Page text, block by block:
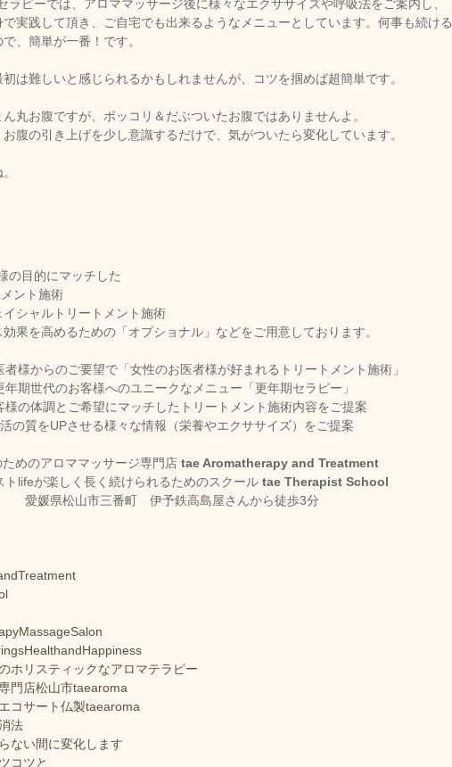
ラピーでは、アロママッサージ後に様々なエクササイズや呼吸法をご案内し、
実践して頂き、ご自宅でも出来るようなメニューとしています。何事も続ける
、簡単が一番！です。
は難しいと感じられるかもしれませんが、コツを掴めば超簡単です。
丸お腹ですが、ポッコリ＆だぶついたお腹ではありませんよ。
腹の引き上げを少し意識するだけで、気がついたら変化しています。
の目的にマッチした
ント施術
イシャルトリートメント施術
果を高めるための「オプショナル」などをご用意しております。
者様からのご要望で「女性のお医者様が好まれるトリートメント施術」
年期世代のお客様へのユニークなメニュー「更年期セラピー」
様の体調とご希望にマッチしたトリートメント施術内容をご提案
の質をUPさせる様々な情報（栄養やエクササイズ）をご提案
めのアロママッサージ専門店 tae Aromatherapy and Treatment
トlifeが楽しく長く続けられるためのスクール tae Therapist School
愛媛県松山市三番町　伊予鉄高島屋さんから徒歩3分
ホリスティックなアロマテラピー
門店松山市taearoma
コサート仏製taearoma
法
ない間に変化します
コツと